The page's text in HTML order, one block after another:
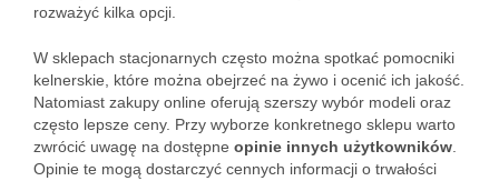
rozważyć kilka opcji.
W sklepach stacjonarnych często można spotkać pomocniki
kelnerskie, które można obejrzeć na żywo i ocenić ich jakość.
Natomiast zakupy online oferują szerszy wybór modeli oraz
często lepsze ceny. Przy wyborze konkretnego sklepu warto
zwrócić uwagę na dostępne opinie innych użytkowników
Opinie te mogą dostarczyć cennych informacji o trwałości